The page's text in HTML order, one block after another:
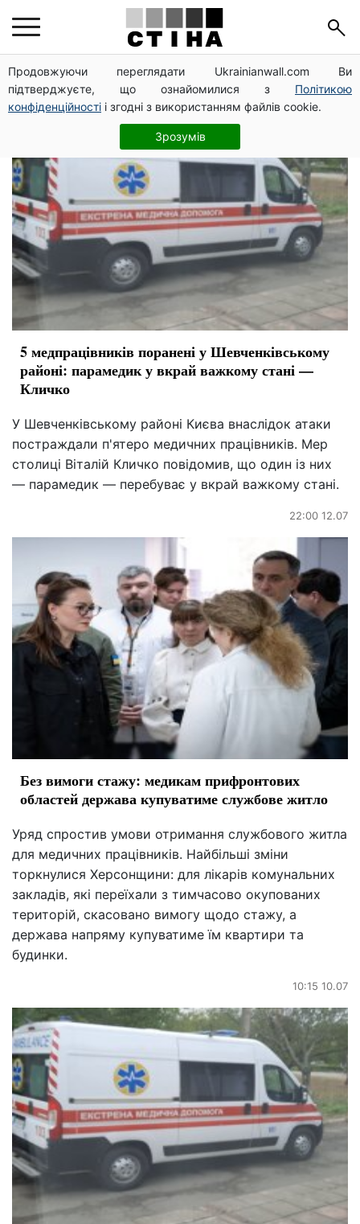
Продовжуючи переглядати Ukrainianwall.com Ви
підтверджуєте, що ознайомилися з Політикою
конфіденційності і згодні з використанням файлів cookie.
Зрозумів
медики
5 медпрацівників поранені у Шевченківському
районі: парамедик у вкрай важкому стані —
Кличко
У Шевченківському районі Києва внаслідок атаки
постраждали п'ятеро медичних працівників. Мер
столиці Віталій Кличко повідомив, що один із них
— парамедик — перебуває у вкрай важкому стані.
22:00 12.07
Без вимоги стажу: медикам прифронтових
областей держава купуватиме службове житло
Уряд спростив умови отримання службового житла
для медичних працівників. Найбільші зміни
торкнулися Херсонщини: для лікарів комунальних
закладів, які переїхали з тимчасово окупованих
територій, скасовано вимогу щодо стажу, а
держава напряму купуватиме їм квартири та
будинки.
10:15 10.07